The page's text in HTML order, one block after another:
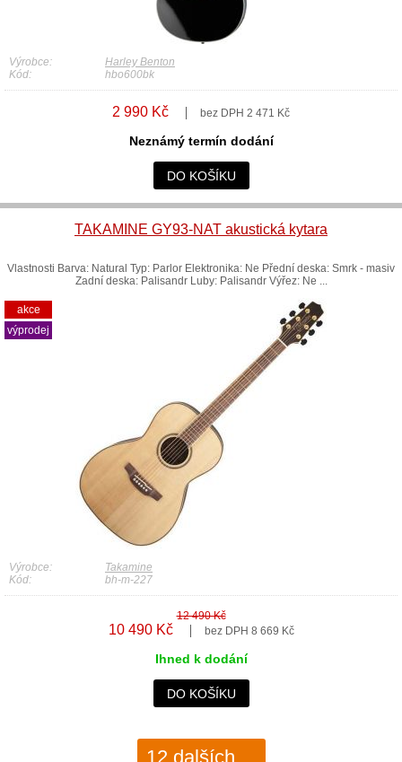
Výrobce:
Harley Benton
Kód:
hbo600bk
2 990 Kč bez DPH 2 471 Kč
Neznámý termín dodání
DO KOŠÍKU
TAKAMINE GY93-NAT akustická kytara
Vlastnosti Barva: Natural Typ: Parlor Elektronika: Ne Přední deska: Smrk - masiv
Zadní deska: Palisandr Luby: Palisandr Výřez: Ne ...
akce
výprodej
Výrobce:
Takamine
Kód:
bh-m-227
12 490 Kč
10 490 Kč bez DPH 8 669 Kč
Ihned k dodání
DO KOŠÍKU
12 dalších ...